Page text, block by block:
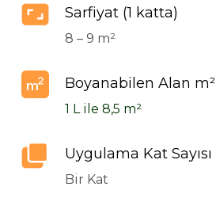
Sarfiyat (1 katta)
8 – 9 m²
Boyanabilen Alan m²
1 L ile 8,5 m²
Uygulama Kat Sayısı
Bir Kat